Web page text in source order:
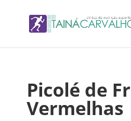
Picolé de
Vermelhas